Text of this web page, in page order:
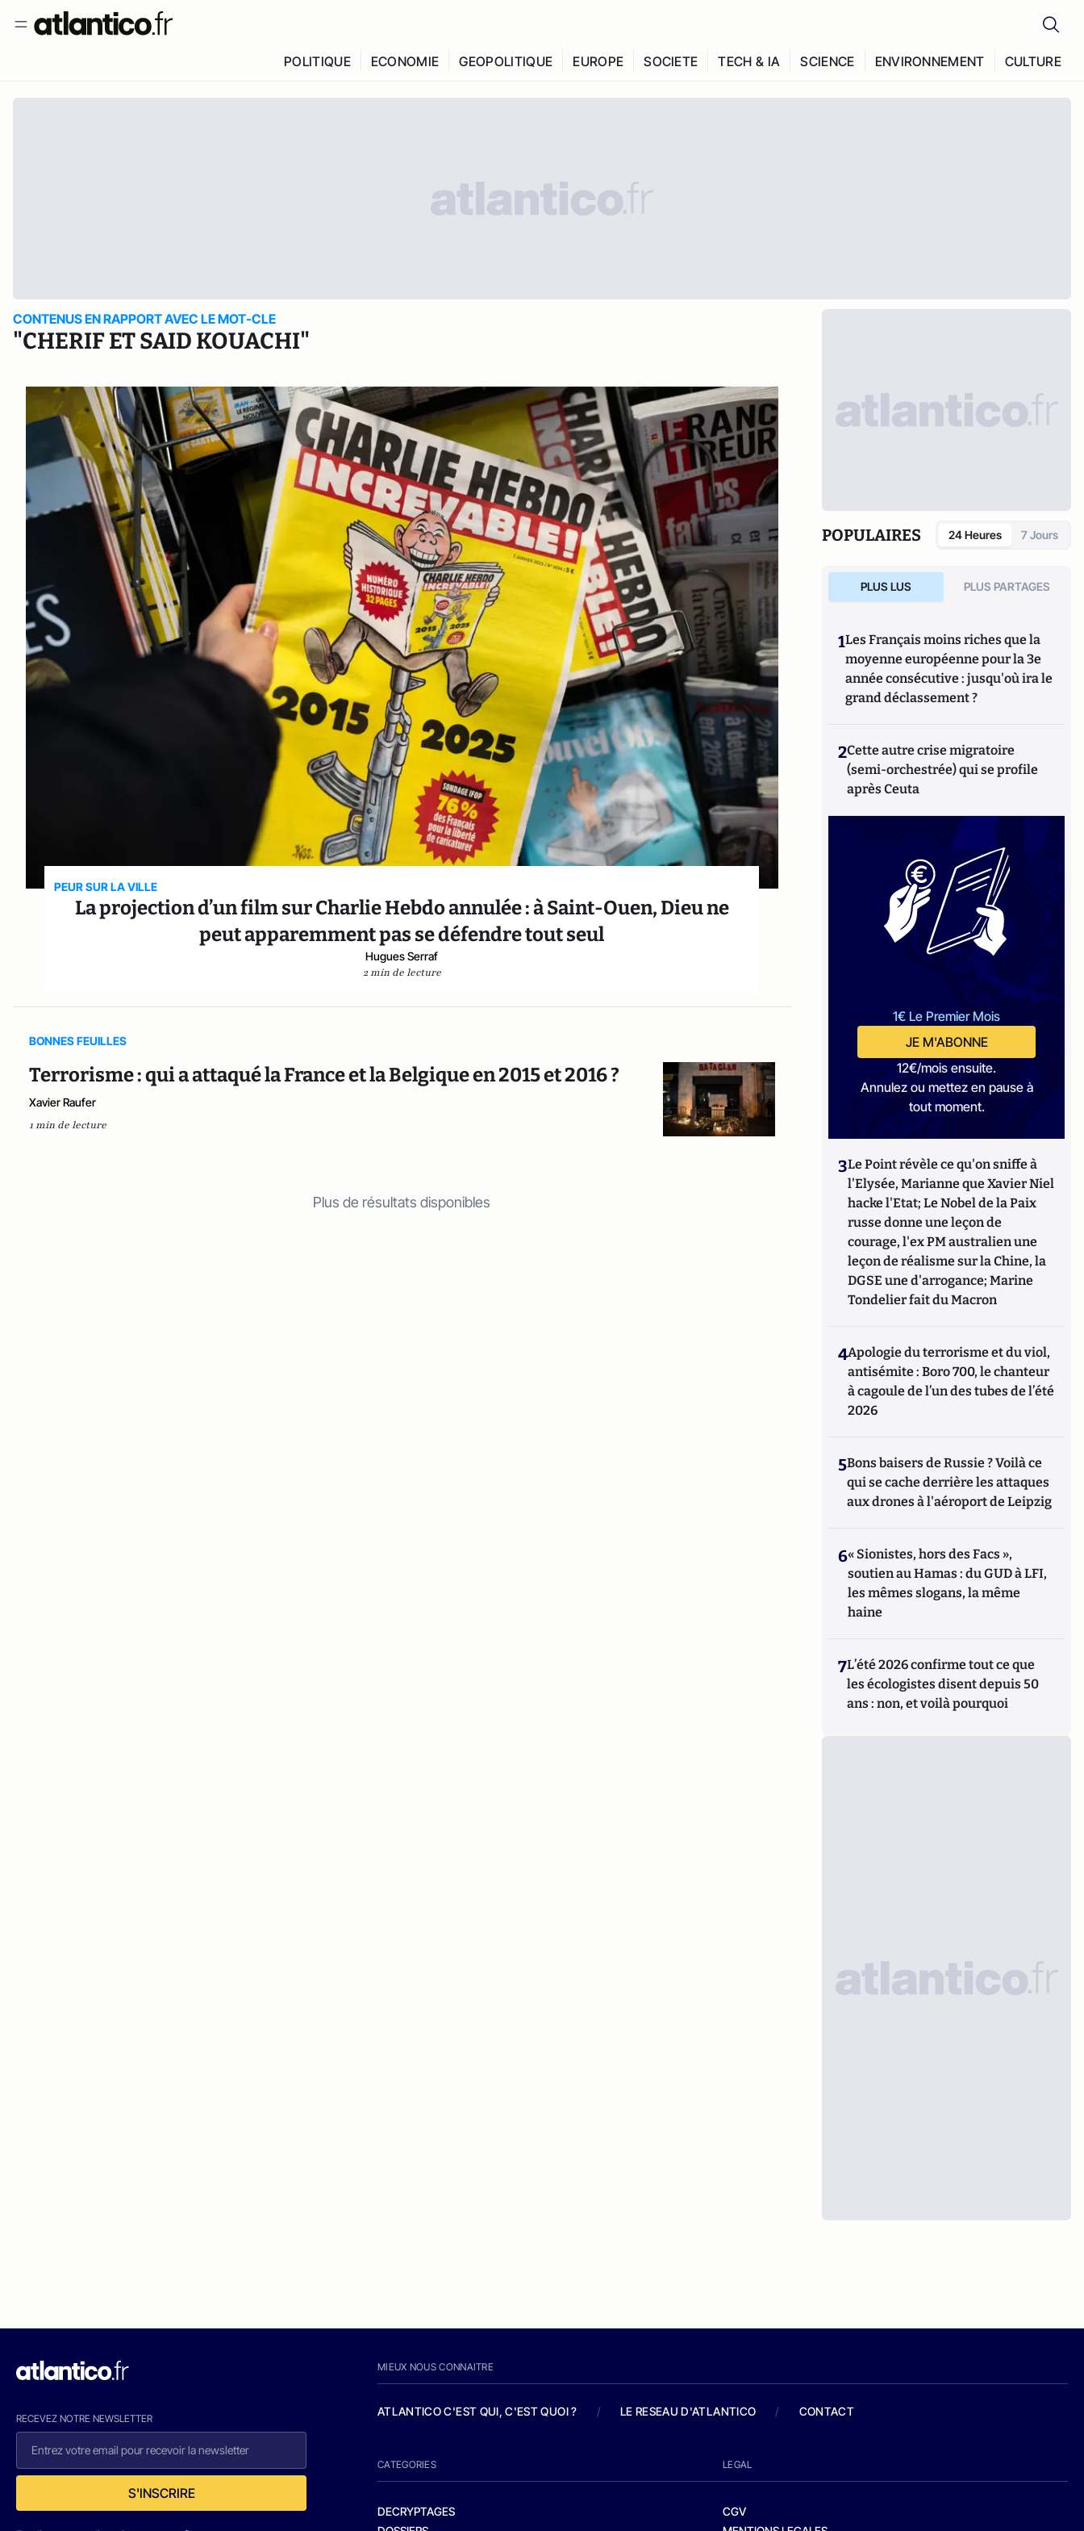
POLITIQUE ECONOMIE GEOPOLITIQUE EUROPE SOCIETE TECH & IA SCIENCE ENVIRONNEMENT CULTURE
CONTENUS EN RAPPORT AVEC LE MOT-CLE
"CHERIF ET SAID KOUACHI"
PEUR SUR LA VILLE
La projection d’un film sur Charlie Hebdo annulée : à Saint-Ouen, Dieu ne
peut apparemment pas se défendre tout seul
Hugues Serraf
2 min de lecture
BONNES FEUILLES
Terrorisme : qui a attaqué la France et la Belgique en 2015 et 2016 ?
Xavier Raufer
1 min de lecture
Plus de résultats disponibles
POPULAIRES 24 Heures 7 Jours
PLUS LUS PLUS PARTAGES
1Les Français moins riches que la
moyenne européenne pour la 3e
année consécutive : jusqu'où ira le
grand déclassement ?
2Cette autre crise migratoire
(semi-orchestrée) qui se profile
après Ceuta
1€ Le Premier Mois
JE M'ABONNE
12€/mois ensuite.
Annulez ou mettez en pause à
tout moment.
3Le Point révèle ce qu'on sniffe à
l'Elysée, Marianne que Xavier Niel
hacke l'Etat; Le Nobel de la Paix
russe donne une leçon de
courage, l'ex PM australien une
leçon de réalisme sur la Chine, la
DGSE une d'arrogance; Marine
Tondelier fait du Macron
4Apologie du terrorisme et du viol,
antisémite : Boro 700, le chanteur
à cagoule de l’un des tubes de l’été
2026
5Bons baisers de Russie ? Voilà ce
qui se cache derrière les attaques
aux drones à l'aéroport de Leipzig
6« Sionistes, hors des Facs »,
soutien au Hamas : du GUD à LFI,
les mêmes slogans, la même
haine
7L’été 2026 confirme tout ce que
les écologistes disent depuis 50
ans : non, et voilà pourquoi
RECEVEZ NOTRE NEWSLETTER
S'INSCRIRE
MIEUX NOUS CONNAITRE
ATLANTICO C'EST QUI, C'EST QUOI ? / LE RESEAU D'ATLANTICO / CONTACT
CATEGORIES
DECRYPTAGES
LEGAL
CGV